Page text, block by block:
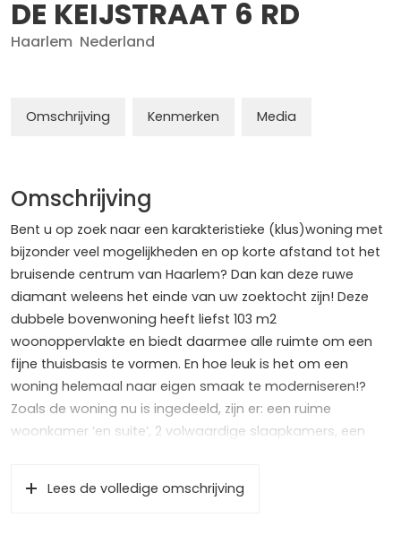
DE KEIJSTRAAT 6 RD
Haarlem Nederland
Omschrijving Kenmerken Media
Omschrijving
Bent u op zoek naar een karakteristieke (klus)woning met
bijzonder veel mogelijkheden en op korte afstand tot het
bruisende centrum van Haarlem? Dan kan deze ruwe
diamant weleens het einde van uw zoektocht zijn! Deze
dubbele bovenwoning heeft liefst 103 m2
woonoppervlakte en biedt daarmee alle ruimte om een
fijne thuisbasis te vormen. En hoe leuk is het om een
woning helemaal naar eigen smaak te moderniseren!?
Zoals de woning nu is ingedeeld, zijn er: een ruime
woonkamer ‘en suite’, 2 volwaardige slaapkamers, een
Lees de volledige omschrijving